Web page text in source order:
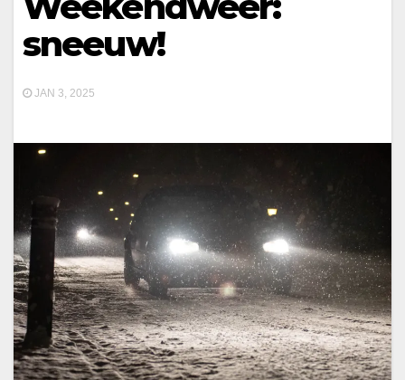
sneeuw!
JAN 3, 2025